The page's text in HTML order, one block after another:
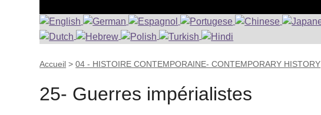
Accueil >04 - HISTOIRE CONTEMPORAINE- CONTEMPORARY HISTORY
25- Guerres impérialistes